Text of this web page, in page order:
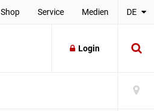
Shop Service Medien DE
Login